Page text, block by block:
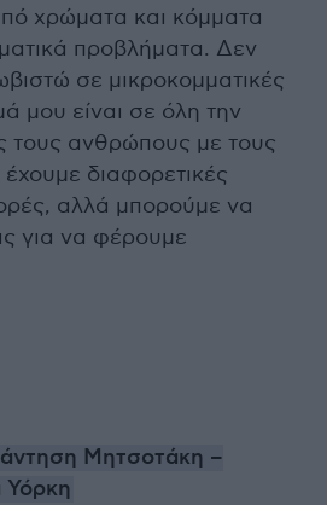
χρώματα και κόμματα
προβλήματα. Δεν
σε μικροκομματικές
μου είναι σε όλη την
τους ανθρώπους με τους
διαφορετικές
αλλά μπορούμε να
για να φέρουμε
Μητσοτάκη –
Υόρκη